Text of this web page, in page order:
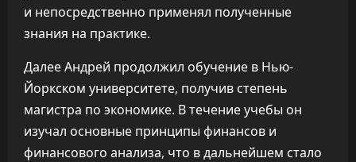
и непосредственно применял полученные
знания на практике.
Далее Андрей продолжил обучение в Нью-
Йоркском университете, получив степень
магистра по экономике. В течение учебы он
изучал основные принципы финансов и
финансового анализа, что в дальнейшем стало